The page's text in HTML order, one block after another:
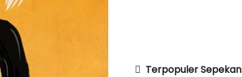
Terpopuler Sepekan